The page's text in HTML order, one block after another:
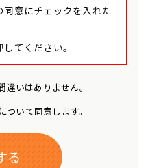
同意にチェックを入れた
てください。
違いはありません。
いて同意します。